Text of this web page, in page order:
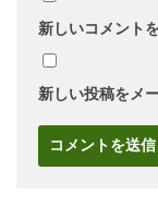
新しいコメント
新しい投稿をメ